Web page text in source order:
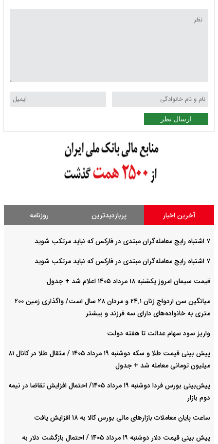
ارسال نظر
آخرین اخبار پربازدیدترین روزنامه
۷ اشتباه رایج معامله‌گران مبتدی در فارکس که نباید مرتکب شوید
۷ اشتباه رایج معامله‌گران مبتدی در فارکس که نباید مرتکب شوید
قیمت سیمان امروز یکشنبه ۱۸ مرداد ۱۴۰۵ اعلام شد + جدول
میانگین سن ازدواج زنان ۲۴.۱ و مردان ۲۸ سال است/ واگذاری زمین ۲۰۰
متری به خانواده‌های دارای سه فرزند و بیشتر
واریز سود سهام عدالت تا هفته دولت
پیش‌ بینی قیمت طلا و سکه دوشنبه ۱۹ مرداد ۱۴۰۵ / مثقال طلا در کانال ۸۱
میلیون تومانی معامله شد + جدول
پیش‌بینی بورس فردا دوشنبه ۱۹ مرداد ۱۴۰۵/ احتمال افزایش تقاضا در نیمه
دوم بازار
ساعت پایان معاملات بازارهای مالی بورس کالا به ۱۸ افزایش یافت
پیش‌ بینی قیمت دلار دوشنبه ۱۹ مرداد ۱۴۰۵ / احتمال بازگشت دلار به